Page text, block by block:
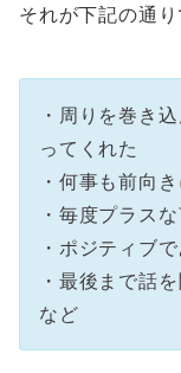
それが下記の通り
・周りを巻き
ってくれた
・何事も前向
・毎度プラス
・ポジティブ
・最後まで話
など